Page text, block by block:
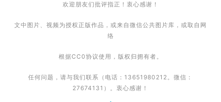
欢迎朋友们批评指正！衷心感谢！
文中图片、视频为授权正版作品，或来自微信公共图片库，或取自网
络
根据CC0协议使用，版权归拥有者。
任何问题，请与我们联系（电话：13651980212。微信：
27674131）。衷心感谢！